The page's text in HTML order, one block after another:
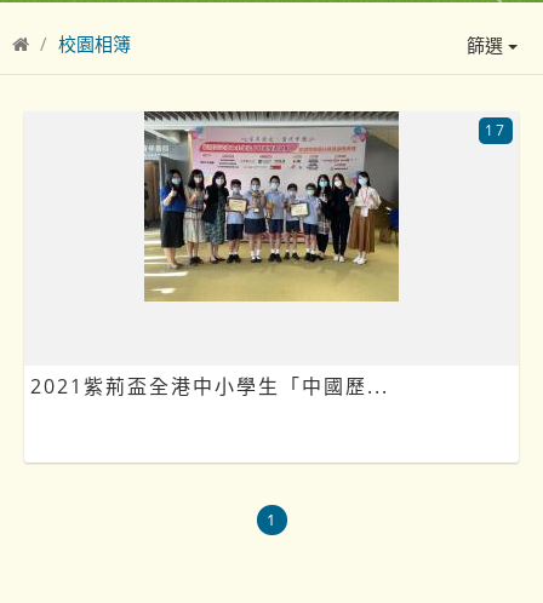
校園相簿 篩選
2021紫荊盃全港中小學生「中國歷...
17
1